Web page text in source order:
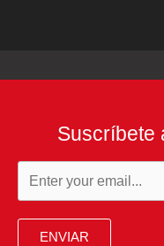
Suscríbete
ENVIAR